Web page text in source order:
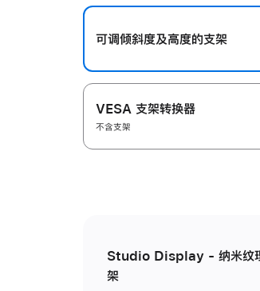
可调倾斜度及高‍度的支‍架
VESA 支架转换器
不含支架
Studio Display - 纳米纹理
架